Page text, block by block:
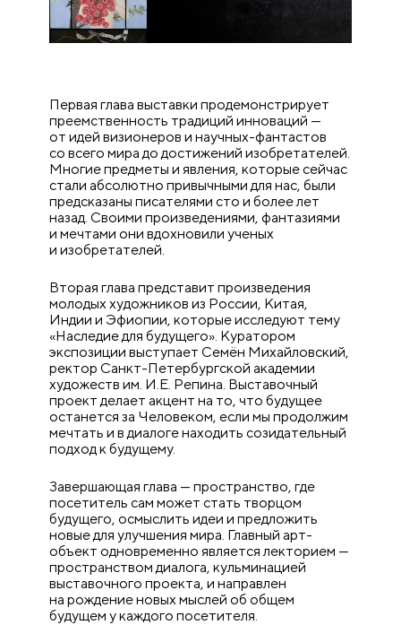
Первая глава выставки продемонстрирует
преемственность традиций инноваций —
от идей визионеров и научных-фантастов
со всего мира до достижений изобретателей.
Многие предметы и явления, которые сейчас
стали абсолютно привычными для нас, были
предсказаны писателями сто и более лет
назад. Своими произведениями, фантазиями
и мечтами они вдохновили ученых
и изобретателей.
Вторая глава представит произведения
молодых художников из России, Китая,
Индии и Эфиопии, которые исследуют тему
«Наследие для будущего». Куратором
экспозиции выступает Семён Михайловский,
ректор Санкт-Петербургской академии
художеств им. И.Е. Репина. Выставочный
проект делает акцент на то, что будущее
останется за Человеком, если мы продолжим
мечтать и в диалоге находить созидательный
подход к будущему.
Завершающая глава — пространство, где
посетитель сам может стать творцом
будущего, осмыслить идеи и предложить
новые для улучшения мира. Главный арт-
объект одновременно является лекторием —
пространством диалога, кульминацией
выставочного проекта, и направлен
на рождение новых мыслей об общем
будущем у каждого посетителя.